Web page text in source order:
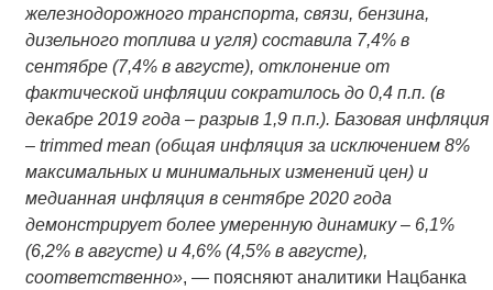
железнодорожного транспорта, связи, бензина,
дизельного топлива и угля) составила 7,4% в
сентябре (7,4% в августе), отклонение от
фактической инфляции сократилось до 0,4 п.п. (в
декабре 2019 года – разрыв 1,9 п.п.). Базовая инфляция
– trimmed mean (общая инфляция за исключением 8%
максимальных и минимальных изменений цен) и
медианная инфляция в сентябре 2020 года
демонстрирует более умеренную динамику – 6,1%
(6,2% в августе) и 4,6% (4,5% в августе),
соответственно», — поясняют аналитики Нацбанка